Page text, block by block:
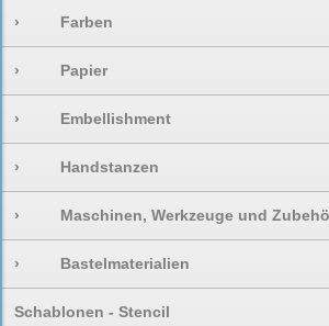
› Farben
› Papier
› Embellishment
› Handstanzen
› Maschinen, Werkzeuge und
› Bastelmaterialien
Schablonen - Stencil